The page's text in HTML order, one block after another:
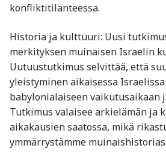
konfliktitilanteessa.
Historia ja kulttuuri: Uusi
merkityksen muinaisen Israelin
Uutuustutkimus selvittää, että
yleistyminen aikaisessa
babylonialaiseen vaikutusaikaan
Tutkimus valaisee arkielämän ja
aikakausien saatossa, mikä
ymmärrystämme